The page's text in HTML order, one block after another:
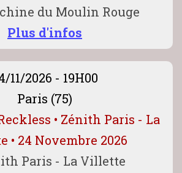
du Moulin Rouge
Plus d'infos
11/2026 - 19H00
Paris (75)
• Zénith Paris - La
• 24 Novembre 2026
Paris - La Villette